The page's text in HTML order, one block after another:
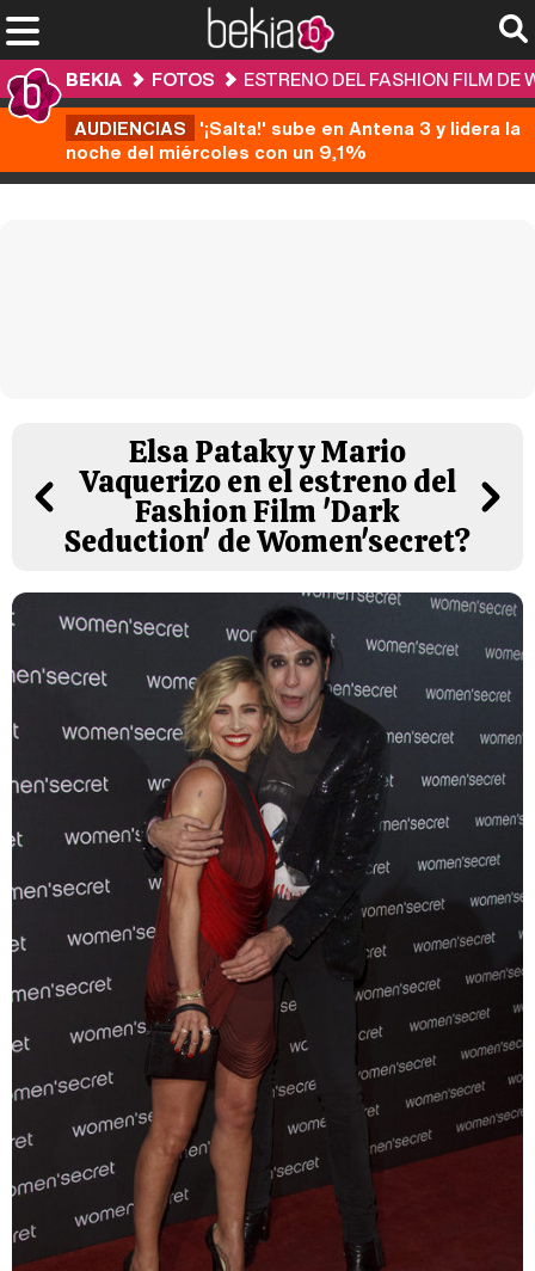
BEKIA FOTOS
ESTRENO DEL FASHION FILM DE
AUDIENCIAS '¡Salta!' sube en Antena 3 y lidera la
noche del miércoles con un 9,1%
Elsa Pataky y Mario
Vaquerizo en el estreno del
Fashion Film 'Dark
Seduction' de Women'secret?